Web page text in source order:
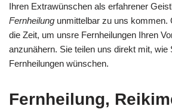
Ihren Extrawünschen als erfahrener
Fernheilung unmittelbar zu uns kommen.
die Zeit, um unsre Fernheilungen Ihren
anzunähern. Sie teilen uns direkt mit, wie
Fernheilungen wünschen.
Fernheilung,